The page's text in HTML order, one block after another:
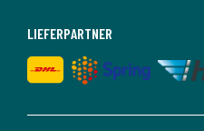
LIEFERPARTNER